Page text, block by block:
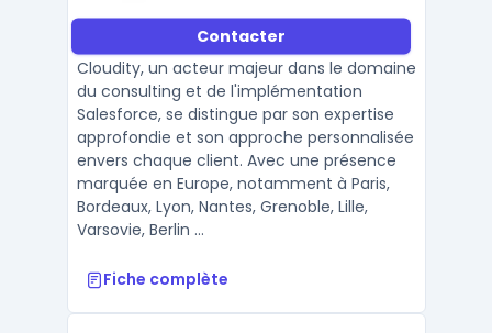
Contacter
Cloudity, un acteur majeur dans le domaine
du consulting et de l'implémentation
Salesforce, se distingue par son expertise
approfondie et son approche personnalisée
envers chaque client. Avec une présence
marquée en Europe, notamment à Paris,
Bordeaux, Lyon, Nantes, Grenoble, Lille,
Varsovie, Berlin ...
Fiche complète